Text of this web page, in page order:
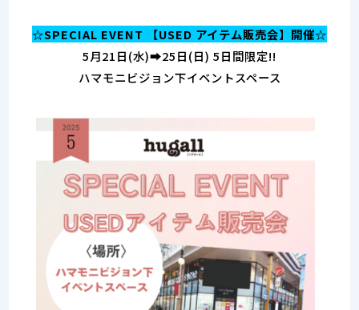
☆SPECIAL EVENT 【USED アイテム販売会】開催☆
5月21日(水)➡25日(日) 5日間限定!!
ハマモニビジョン下イベントスペース